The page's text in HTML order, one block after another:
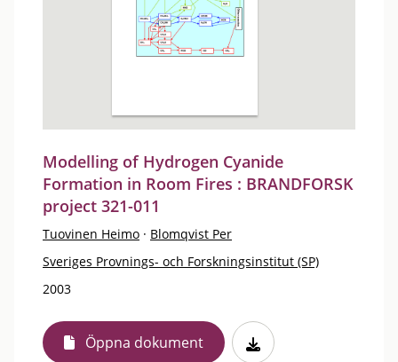
Modelling of Hydrogen Cyanide
Formation in Room Fires : BRANDFORSK
project 321-011
Tuovinen Heimo · Blomqvist Per
Sveriges Provnings- och Forskningsinstitut (SP)
2003
Öppna dokument